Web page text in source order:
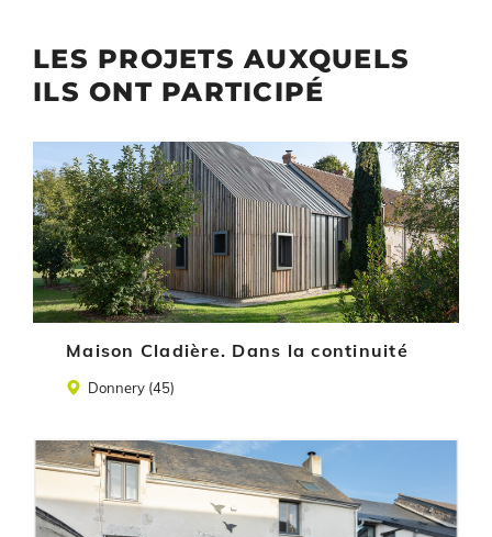
LES PROJETS AUXQUELS
ILS ONT PARTICIPÉ
Maison Cladière. Dans la continuité
Donnery (45)
Illustration